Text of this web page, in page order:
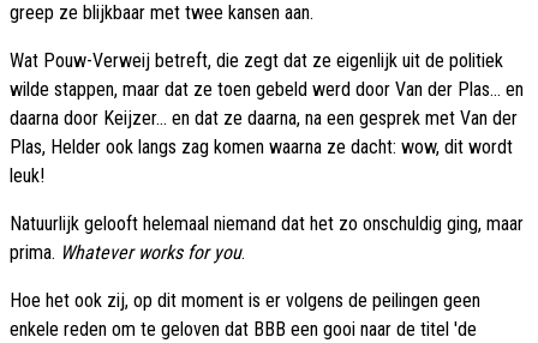
greep ze blijkbaar met twee kansen aan.
Wat Pouw-Verweij betreft, die zegt dat ze eigenlijk uit de politiek
wilde stappen, maar dat ze toen gebeld werd door Van der Plas... en
daarna door Keijzer... en dat ze daarna, na een gesprek met Van der
Plas, Helder ook langs zag komen waarna ze dacht: wow, dit wordt
leuk!
Natuurlijk gelooft helemaal niemand dat het zo onschuldig ging, maar
prima. Whatever works for you.
Hoe het ook zij, op dit moment is er volgens de peilingen geen
enkele reden om te geloven dat BBB een gooi naar de titel 'de